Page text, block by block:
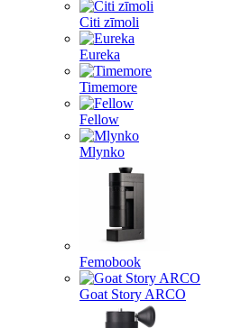
Citi zīmoli
Eureka
Timemore
Fellow
Mlynko
Femobook
Goat Story ARCO